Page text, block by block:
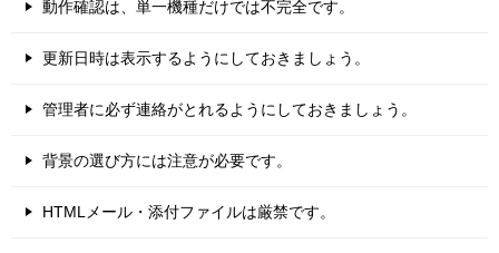
動作確認は、単一機種だけでは不完全です。
更新日時は表示するようにしておきましょう。
管理者に必ず連絡がとれるようにしておきましょう。
背景の選び方には注意が必要です。
HTMLメール・添付ファイルは厳禁です。